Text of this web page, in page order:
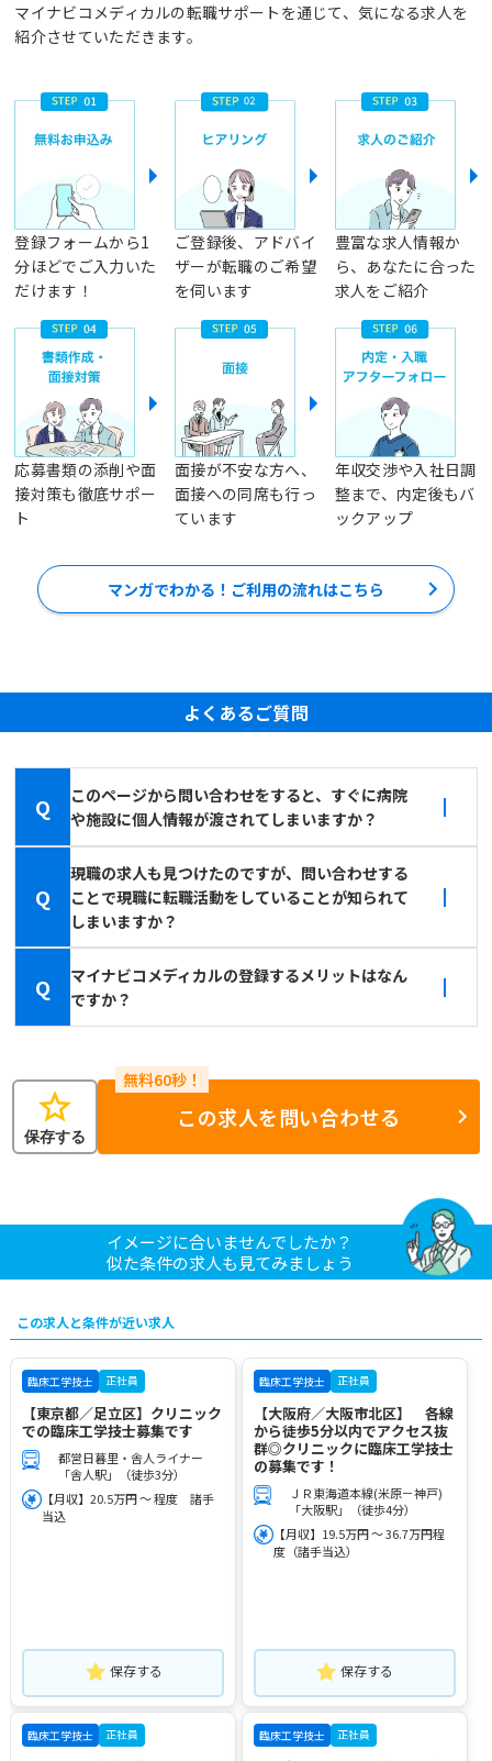
マイナビコメディカルの転職サポートを通じて、気になる求人を
紹介させていただきます。
登録フォームから1
分ほどでご入力いた
だけます！
ご登録後、アドバイ
ザーが転職のご希望
を伺います
豊富な求人情報か
ら、あなたに合った
求人をご紹介
応募書類の添削や面
接対策も徹底サポー
ト
面接が不安な方へ、
面接への同席も行っ
ています
年収交渉や入社日調
整まで、内定後もバ
ックアップ
マンガでわかる！ご利用の流れはこちら
よくあるご質問
Q
このページから問い合わせをすると、すぐに病院
や施設に個人情報が渡されてしまいますか？
Q
現職の求人も見つけたのですが、問い合わせする
ことで現職に転職活動をしていることが知られて
しまいますか？
Q
マイナビコメディカルの登録するメリットはなん
ですか？
star
保存する
この求人を問い合わせる
イメージに合いませんでしたか？
似た条件の求人も見てみましょう
この求人と条件が近い求人
臨床工学技士 正社員
【東京都／足立区】クリニック
での臨床工学技士募集です
都営日暮里・舎人ライナー
「舎人駅」（徒歩3分）
【月収】20.5万円 ～ 程度 諸手
当込
保存する
臨床工学技士 正社員
【大阪府／大阪市北区】 各線
から徒歩5分以内でアクセス抜
群◎クリニックに臨床工学技士
の募集です！
ＪＲ東海道本線(米原－神戸)
「大阪駅」（徒歩4分）
【月収】19.5万円 ～ 36.7万円程
度（諸手当込）
保存する
臨床工学技士 正社員 臨床工学技士 正社員